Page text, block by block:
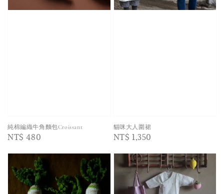
純棉編織牛角麵包Croissant
Regular
NT$ 480
貓咪大人圍裙
Regular
NT$ 1,350